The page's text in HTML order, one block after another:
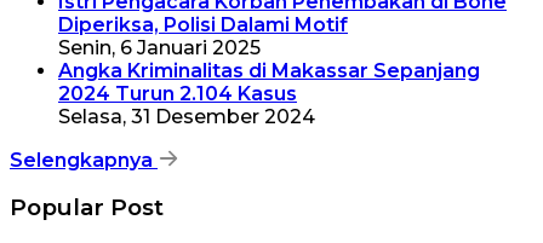
Diperiksa, Polisi Dalami Motif
Senin, 6 Januari 2025
Angka Kriminalitas di Makassar Sepanjang
2024 Turun 2.104 Kasus
Selasa, 31 Desember 2024
Selengkapnya
Popular Post